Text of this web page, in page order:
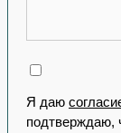
Я даю
подтверждаю,